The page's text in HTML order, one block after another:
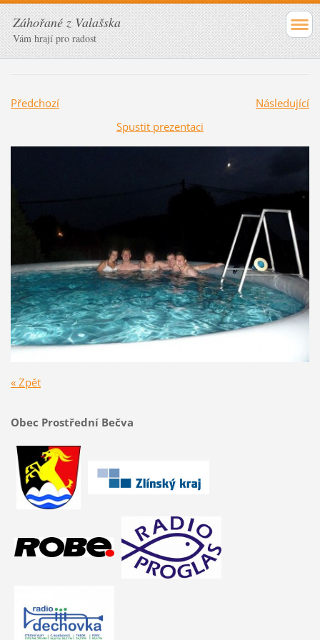
Záhořané z Valašska
Vám hrají pro radost
Předchozí
Následující
Spustit prezentaci
« Zpět
Obec Prostřední Bečva